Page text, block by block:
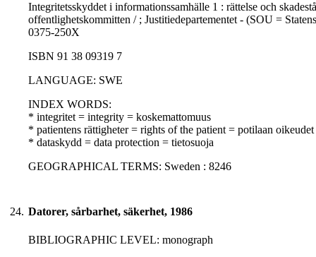
Integritetsskyddet i informationssamhälle 1 : rättelse och
offentlighetskommitten / ; Justitiedepartementet - (SOU =
0375-250X
ISBN 91 38 09319 7
LANGUAGE: SWE
INDEX WORDS:
* integritet = integrity = koskemattomuus
* patientens rättigheter = rights of the patient = potilaan oikeudet
* dataskydd = data protection = tietosuoja
GEOGRAPHICAL TERMS: Sweden : 8246
24. Datorer, sårbarhet, säkerhet, 1986
BIBLIOGRAPHIC LEVEL: monograph